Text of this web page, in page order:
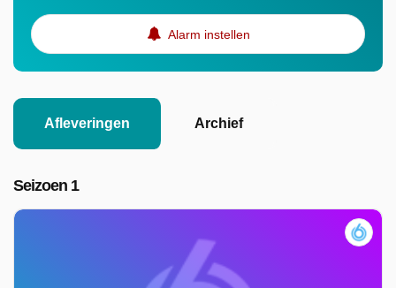
Alarm instellen
Afleveringen Archief
Seizoen 1